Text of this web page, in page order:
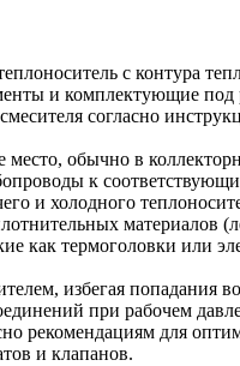
с контура
и комплектующие под
согласно
место, обычно в
к
и холодного
материалов
как термоголовки или
избегая попадания
при рабочем
рекомендациям для
и клапанов.